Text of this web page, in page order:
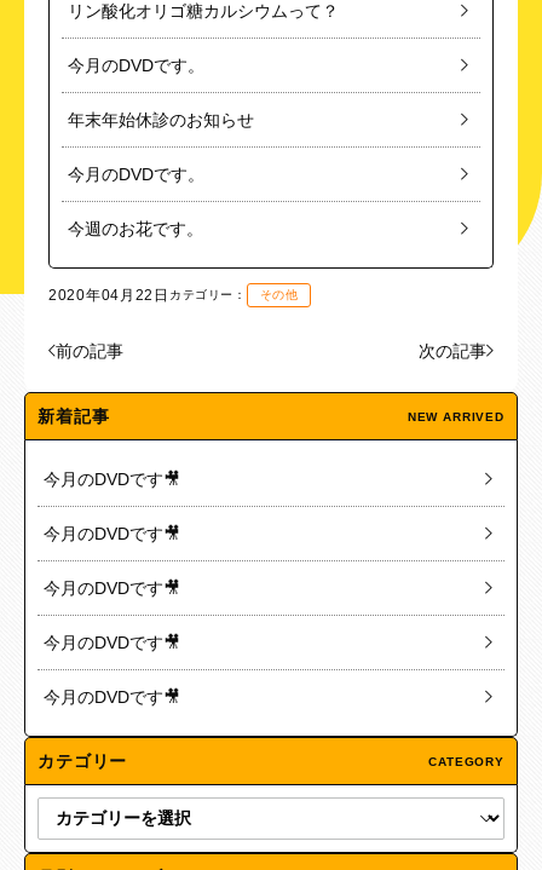
リン酸化オリゴ糖カルシウムって？
今月のDVDです。
年末年始休診のお知らせ
今月のDVDです。
今週のお花です。
2020年04月22日 カテゴリー： その他
前の記事 次の記事
新着記事 NEW ARRIVED
今月のDVDです🎥
今月のDVDです🎥
今月のDVDです🎥
今月のDVDです🎥
今月のDVDです🎥
カテゴリー CATEGORY